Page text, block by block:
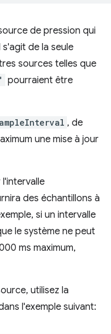
de pression qui
de la seule
sources telles que
pourraient être
, de
une mise à jour
des échantillons à
si un intervalle
le système ne peut
ms maximum,
utilisez la
l'exemple suivant: